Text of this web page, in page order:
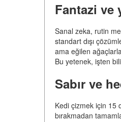
Fantazi ve
Sanal zeka, rutin
standart dışı
ama eğilen
Bu yetenek, işten
Sabır ve
Kedi çizmek için 15
bırakmadan